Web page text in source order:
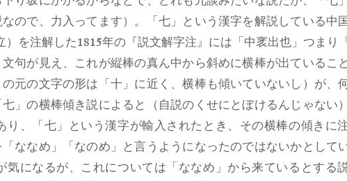
ので、力入ってます）。「七」という漢字を解説している中
を注解した1815年の『説文解字注』には「中衺出也」つまり
句が見え、これが縦棒の真ん中から斜めに横棒が出ているこ
元の文字の形は「十」に近く、横棒も傾いていないし）が、
」の横棒傾き説によると（自説のくせにとぼけるんじゃない
、「七」という漢字が輸入されたとき、その横棒の傾きに
ななめ」「なのめ」と言うようになったのではないかとして
になるが、これについては「ななめ」から来ているとする